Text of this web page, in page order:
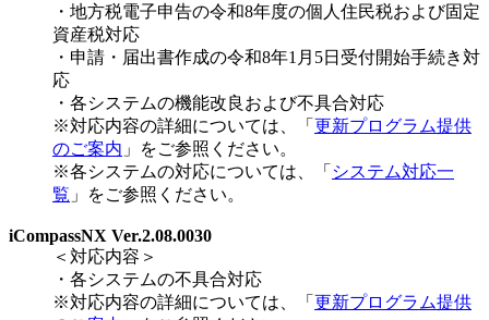
・地方税電子申告の令和8年度の個人住民税および固定
資産税対応
・申請・届出書作成の令和8年1月5日受付開始手続き対
応
・各システムの機能改良および不具合対応
※対応内容の詳細については、「 更新プログラム提供
のご案内 」をご参照ください。
※各システムの対応については、「 システム対応一
覧 」をご参照ください。
iCompassNX Ver.2.08.0030
＜対応内容＞
・各システムの不具合対応
※対応内容の詳細については、「 更新プログラム提供